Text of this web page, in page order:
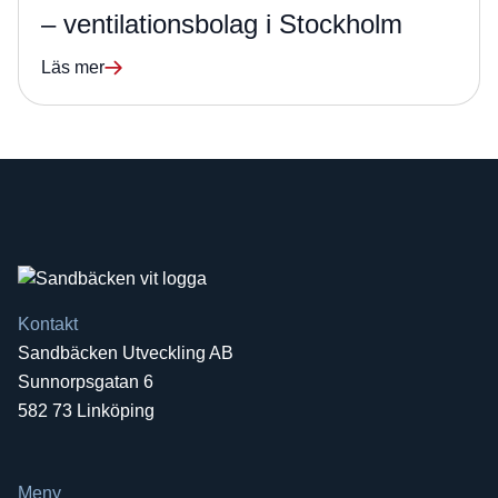
– ventilationsbolag i Stockholm
Läs mer
Kontakt
Sandbäcken Utveckling AB
Sunnorpsgatan 6
582 73 Linköping
Meny